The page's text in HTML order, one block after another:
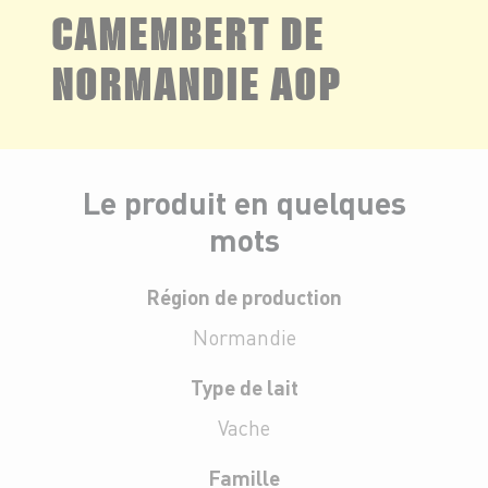
CAMEMBERT DE
NORMANDIE AOP
Le produit en quelques
mots
Région de production
Normandie
Famille
Type de lait
Vache